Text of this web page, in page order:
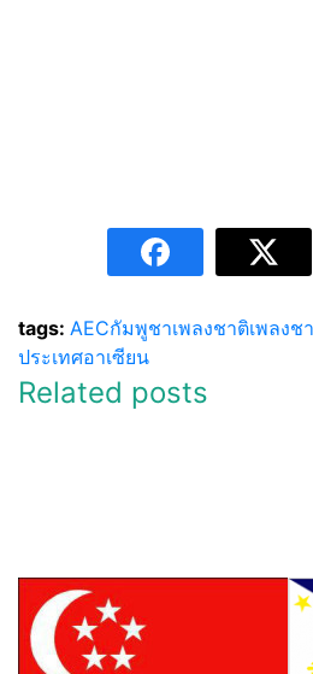
tags: AECกัมพูชาเพลงชาติเพลงช
ประเทศอาเซียน
Related posts